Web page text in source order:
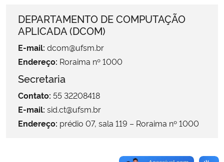
Ministério da Saúde
Ministério de Minas e Energia
Ministério do Meio Ambiente
DEPARTAMENTO DE COMPUTAÇÃO
APLICADA (DCOM)
E-mail: dcom@ufsm.br
Endereço: Roraima nº 1000
Secretaria
Contato: 55 32208418
E-mail: sid.ct@ufsm.br
Endereço: prédio 07, sala 119 – Roraima nº 1000